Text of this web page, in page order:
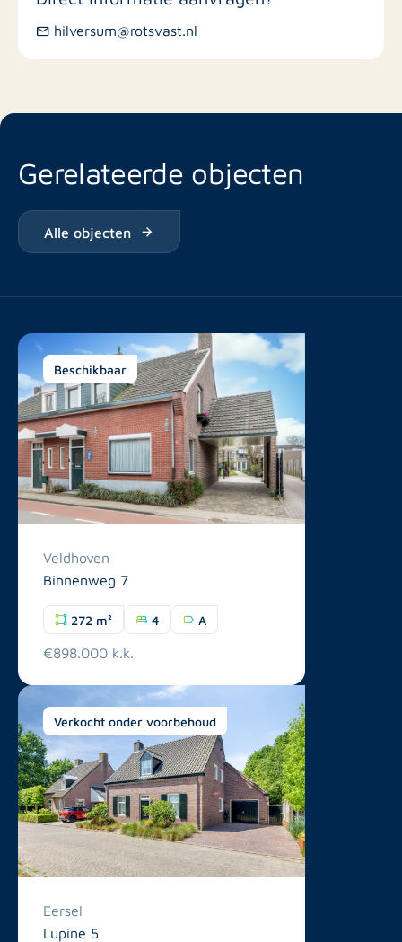
hilversum@rotsvast.nl
Gerelateerde objecten
Alle objecten
Beschikbaar
Veldhoven
Binnenweg 7
272 m² 4 A
€898.000 k.k.
Verkocht onder voorbehoud
Eersel
Lupine 5